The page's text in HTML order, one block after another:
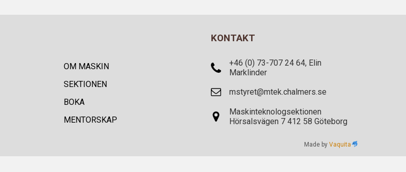
OM MASKIN
SEKTIONEN
BOKA
MENTORSKAP
KONTAKT
+46 (0) 73-707 24 64, Elin
Marklinder
mstyret@mtek.chalmers.se
Maskinteknologsektionen
Hörsalsvägen 7 412 58 Göteborg
Made byVaquita